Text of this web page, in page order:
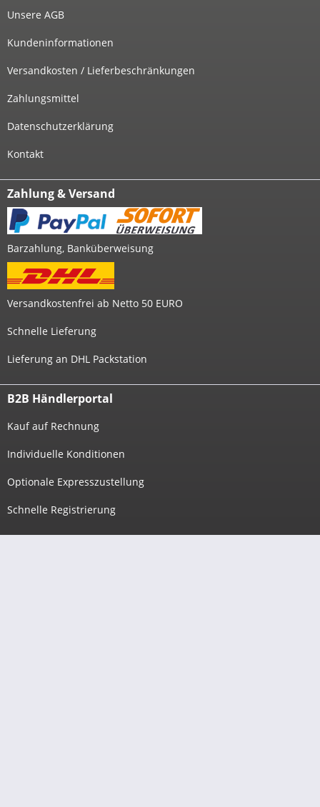
Unsere AGB
Kundeninformationen
Versandkosten / Lieferbeschränkungen
Zahlungsmittel
Datenschutzerklärung
Kontakt
Zahlung & Versand
Barzahlung, Banküberweisung
Versandkostenfrei ab Netto 50 EURO
Schnelle Lieferung
Lieferung an DHL Packstation
B2B Händlerportal
Kauf auf Rechnung
Individuelle Konditionen
Optionale Expresszustellung
Schnelle Registrierung